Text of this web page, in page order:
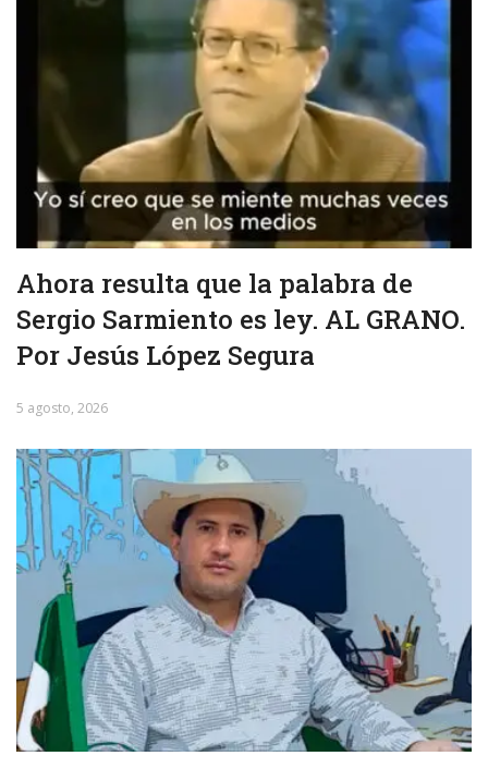
Ahora resulta que la palabra de
Sergio Sarmiento es ley. AL GRANO.
Por Jesús López Segura
5 agosto, 2026